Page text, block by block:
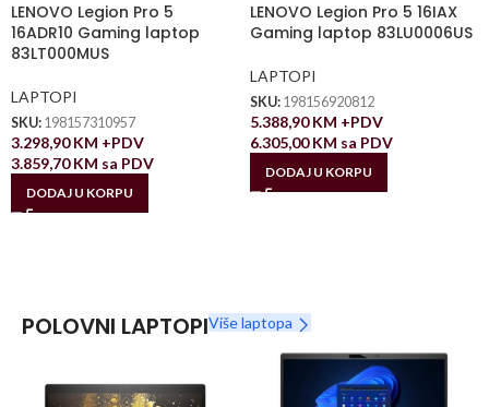
LENOVO Legion Pro 5
16ADR10 Gaming laptop
83LT000MUS
LAPTOPI
SKU: 198157310957
3.298,90KM +PDV
3.859,70KM sa PDV
DODAJ U KORPU
LENOVO Legion Pro 5 16IAX
Gaming laptop 83LU0006US
LAPTOPI
SKU: 198156920812
5.388,90KM +PDV
6.305,00KM sa PDV
DODAJ U KORPU
POLOVNI LAPTOPIViše laptopa